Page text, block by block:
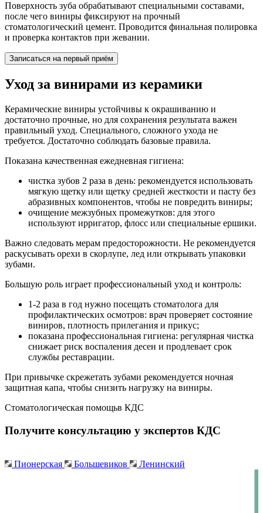
Поверхность зуба обрабатывают специальными составами,
после чего виниры фиксируют на прочный
стоматологический цемент. Проводится финальная полировка
и проверка контактов при жевании.
Записаться на первый приём
Уход за винирами из керамики
Керамические виниры устойчивы к окрашиванию и
достаточно прочные, но для сохранения результата важен
правильный уход. Специального, сложного ухода не
требуется. Достаточно соблюдать базовые правила.
Показана качественная ежедневная гигиена:
чистка зубов 2 раза в день: рекомендуется использовать
мягкую щетку или щетку средней жесткости и пасту без
абразивных компонентов, чтобы не повредить виниры;
очищение межзубных промежутков: для этого
используют ирригатор, флосс или специальные ершики.
Важно следовать мерам предосторожности. Не рекомендуется
раскусывать орехи в скорлупе, лед или открывать упаковки
зубами.
Большую роль играет профессиональный уход и контроль:
1-2 раза в год нужно посещать стоматолога для
профилактических осмотров: врач проверяет состояние
виниров, плотность прилегания и прикус;
показана профессиональная гигиена: регулярная чистка
снижает риск воспаления десен и продлевает срок
службы реставрации.
При привычке скрежетать зубами рекомендуется ночная
защитная капа, чтобы снизить нагрузку на виниры.
Стоматологическая помощьв КДС
Получите консультацию у экспертов КДС
Пионерская Большевиков Ленинский